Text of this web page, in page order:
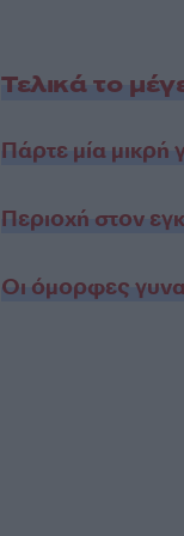
Τελικά το
Πάρτε μία μικρή
Περιοχή στον
Οι όμορφες